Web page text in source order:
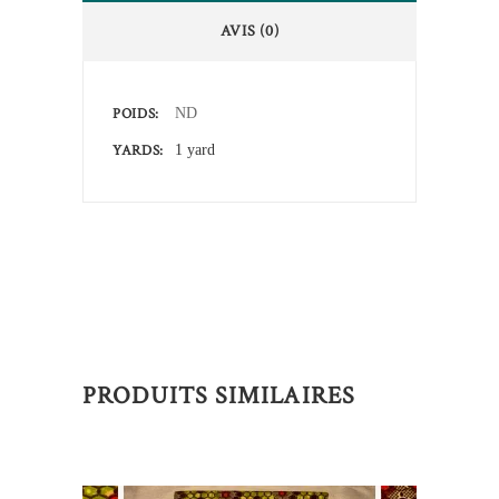
AVIS (0)
POIDS ND
YARDS 1 yard
PRODUITS SIMILAIRES